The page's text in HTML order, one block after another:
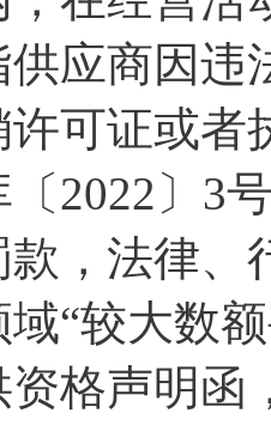
供应商因违
许可证或者
〔2022〕3
款，法律、
域“较大数
资格声明函